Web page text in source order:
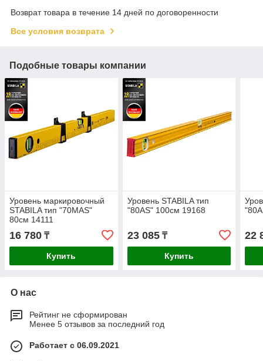
Возврат товара в течение 14 дней по договоренности
Все условия возврата
Подобные товары компании
Уровень маркировочный
STABILA тип "70МAS"
80см 14111
16 780 ₸
Купить
Уровень STABILA тип
"80AS" 100см 19168
23 085₸
Купить
22
О нас
Рейтинг не сформирован
Менее 5 отзывов за последний год
Работает с 06.09.2021